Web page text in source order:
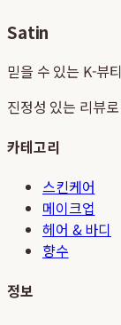
Satin
믿을 수 있는 K-뷰
진정성 있는 리뷰
카테고리
스킨케어
메이크업
헤어 & 바디
향수
정보